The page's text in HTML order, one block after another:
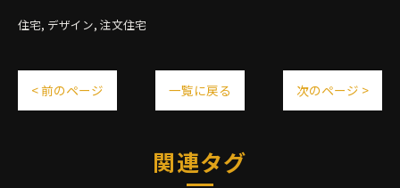
住宅 デザイン 注文住宅
< 前のページ 一覧に戻る 次のページ >
関連タグ